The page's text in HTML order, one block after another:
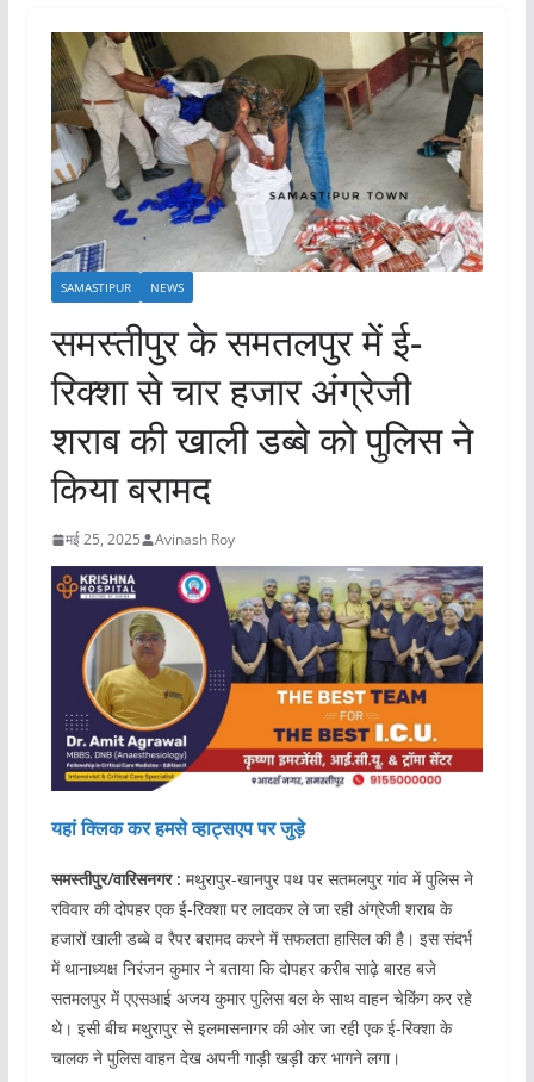
SAMASTIPUR NEWS
समस्तीपुर के समतलपुर में ई-
रिक्शा से चार हजार अंग्रेजी
शराब की खाली डब्बे को पुलिस ने
किया बरामद
मई 25, 2025 Avinash Roy
यहां क्लिक कर हमसे व्हाट्सएप पर जुड़े
समस्तीपुर/वारिसनगर : मथुरापुर-खानपुर पथ पर सतमलपुर गांव में पुलिस ने
रविवार की दोपहर एक ई-रिक्शा पर लादकर ले जा रही अंग्रेजी शराब के
हजारों खाली डब्बे व रैपर बरामद करने में सफलता हासिल की है। इस संदर्भ
में थानाध्यक्ष निरंजन कुमार ने बताया कि दोपहर करीब साढ़े बारह बजे
सतमलपुर में एएसआई अजय कुमार पुलिस बल के साथ वाहन चेकिंग कर रहे
थे। इसी बीच मथुरापुर से इलमासनागर की ओर जा रही एक ई-रिक्शा के
चालक ने पुलिस वाहन देख अपनी गाड़ी खड़ी कर भागने लगा।